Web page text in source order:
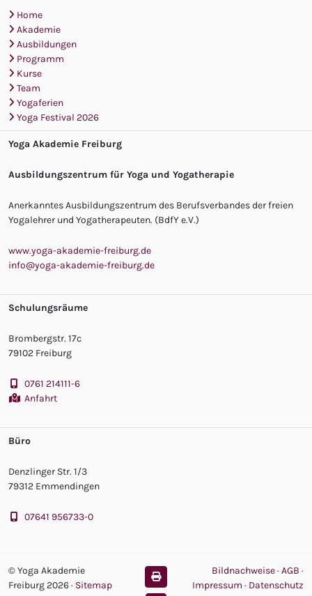
Home
Akademie
Ausbildungen
Programm
Kurse
Team
Yogaferien
Yoga Festival 2026
Yoga Akademie Freiburg
Ausbildungszentrum für Yoga und Yogatherapie
Anerkanntes Ausbildungszentrum des Berufsverbandes der freien
Yogalehrer und Yogatherapeuten. (BdfY e.V.)
www.yoga-akademie-freiburg.de
info@yoga-akademie-freiburg.de
Schulungsräume
Brombergstr. 17c
79102 Freiburg
0761 214111-6
Anfahrt
Büro
Denzlinger Str. 1/3
79312 Emmendingen
07641 956733-0
© Yoga Akademie
Freiburg 2026· Sitemap
Bildnachweise· AGB ·
Impressum · Datenschutz